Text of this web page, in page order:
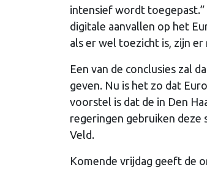
intensief wordt
digitale aanvallen op het
als er wel toezicht is, zijn
Een van de conclusies zal
geven. Nu is het zo dat
voorstel is dat de in Den
regeringen gebruiken deze
Veld.
Komende vrijdag geeft de